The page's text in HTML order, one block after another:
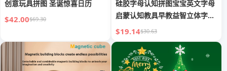
创意玩具拼图 圣诞惊喜日历
$42.00$69.30
硅胶字母认知拼图宝宝英文字母
启蒙认知教具早教益智立体字母
拼图
$19.14$30.63